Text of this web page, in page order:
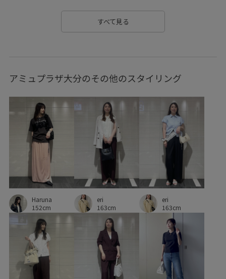
Wshoes_pickup お手入れしやすい きれいに見える
オフィスカジュアル オールシーズン クッション
コントラスト シャープ シンプル スタイルアップ
スッキリ ストレスフリー ストレッチ素材
スラックス デイリー使い デニムとの相性抜群
ニット ニットカーディガン ネイル ハンドタオル
バランスが良い ピスタチオ ベルト ポーチ
ロングスカート ヴィンテージ ヴィンテージ感
伸縮性 低反発 女性らしさ
抜け感 普段使いも出来る 歩きやすい 甲高
疲れにくい 裏地付き 見た目以上の収納
すべて見る
アミュプラザ大分のその他のスタイリング
Haruna
152cm
eri
163cm
eri
163cm